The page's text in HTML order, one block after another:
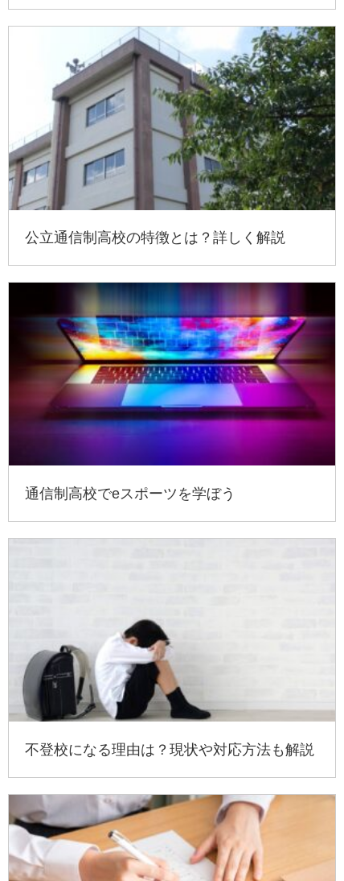
公立通信制高校の特徴とは？詳しく解説
通信制高校でeスポーツを学ぼう
不登校になる理由は？現状や対応方法も解説